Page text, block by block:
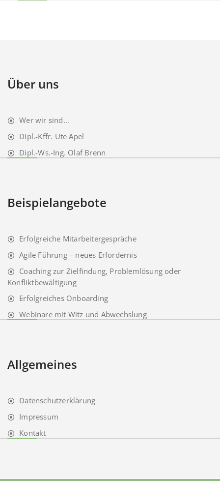
Über uns
Wer wir sind…
Dipl.-Kffr. Ute Apel
Dipl.-Ws.-Ing. Olaf Brenn
Beispielangebote
Erfolgreiche Mitarbeitergespräche
Agile Führung – neues Erfordernis
Coaching zur Zielfindung, Problemlösung oder
Konfliktbewältigung
Erfolgreiches Onboarding
Webinare mit Witz und Abwechslung
Allgemeines
Datenschutzerklärung
Impressum
Kontakt